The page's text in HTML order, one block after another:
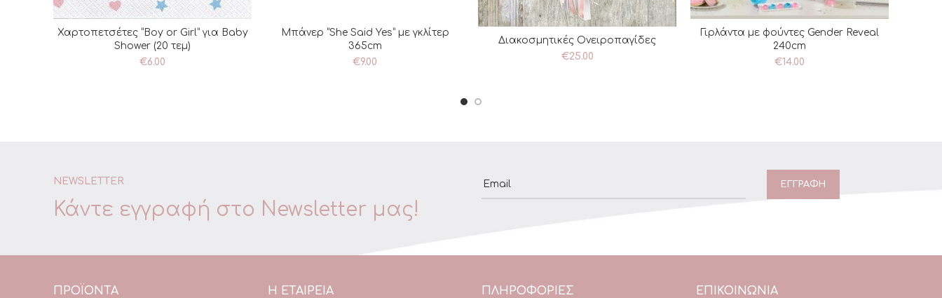
ΠΡΟΣΘΉΚΗ ΣΤΟ ΚΑΛΆΘΙ
Χαρτοπετσέτες “Boy or Girl” για Baby
Shower (20 τεμ)
€6.00
ΠΡΟΣΘΉΚΗ ΣΤΟ ΚΑΛΆΘΙ
Μπάνερ “She Said Yes” με γκλίτερ
365cm
€9.00
ΠΡΟΣΘΉΚΗ ΣΤΟ ΚΑΛΆΘΙ
Διακοσμητικές Ονειροπαγίδες
€25.00
ΠΡΟΣΘΉΚΗ ΣΤΟ ΚΑΛΆΘΙ
Γιρλάντα με φούντες Gender Reveal
240cm
€14.00
NEWSLETTER
Κάντε εγγραφή στο Newsletter μας!
ΠΡΟΪΌΝΤΑ Η ΕΤΑΙΡΕΙΑ ΠΛΗΡΟΦΟΡΙΕΣ ΕΠΙΚΟΙΝΩΝΙΑ